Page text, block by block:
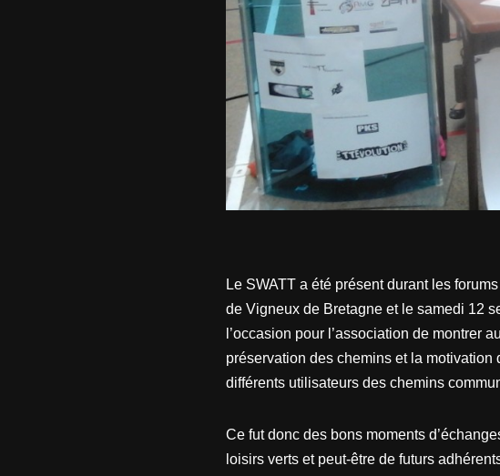
Le SWATT a été présent durant les
de Vigneux de Bretagne et le samedi 12
l’occasion pour l’association de montrer
préservation des chemins et la
différents utilisateurs des chemins
Ce fut donc des bons moments
loisirs verts et peut-être de futurs